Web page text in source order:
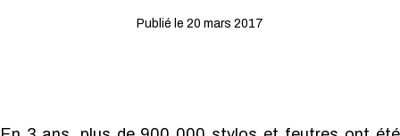
Publié le 20 mars 2017